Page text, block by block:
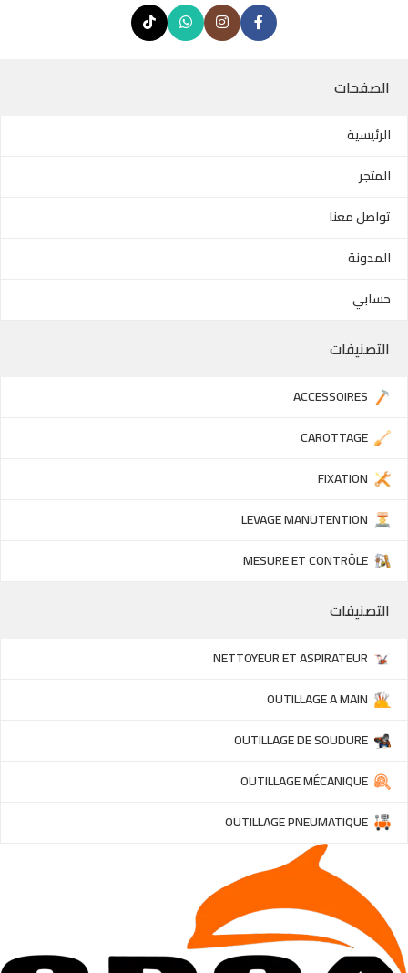
الصفحات
الرئيسية
المتجر
تواصل معنا
المدونة
حسابي
التصنيفات
ACCESSOIRES
CAROTTAGE
FIXATION
LEVAGE MANUTENTION
MESURE ET CONTRÔLE
التصنيفات
NETTOYEUR ET ASPIRATEUR
OUTILLAGE A MAIN
OUTILLAGE DE SOUDURE
OUTILLAGE MÉCANIQUE
OUTILLAGE PNEUMATIQUE